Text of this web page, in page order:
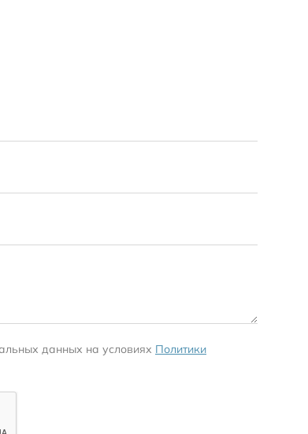
данных на условиях Политики